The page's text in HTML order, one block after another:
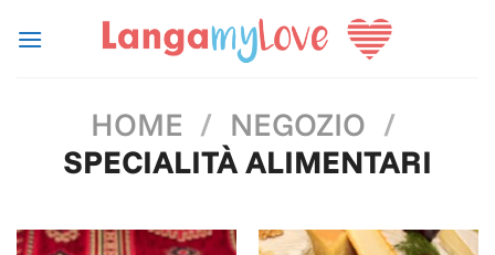
HOME / NEGOZIO /
SPECIALITÀ ALIMENTARI